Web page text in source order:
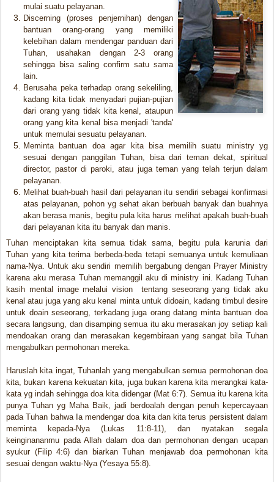
mulai suatu pelayanan.
Discerning (proses penjernihan) dengan
bantuan orang-orang yang memiliki
kelebihan dalam mendengar panduan dari
Tuhan, usahakan dengan 2-3 orang
sehingga bisa saling confirm satu sama
lain.
Berusaha peka terhadap orang sekeliling,
kadang kita tidak menyadari pujian-pujian
dari orang yang tidak kita kenal, ataupun
orang yang kita kenal bisa menjadi 'tanda'
untuk memulai sesuatu pelayanan.
Meminta bantuan doa agar kita bisa memilih suatu ministry yg
sesuai dengan panggilan Tuhan, bisa dari teman dekat, spiritual
director, pastor di paroki, atau juga teman yang telah terjun dalam
pelayanan.
Melihat buah-buah hasil dari pelayanan itu sendiri sebagai konfirmasi
atas pelayanan, pohon yg sehat akan berbuah banyak dan buahnya
akan berasa manis, begitu pula kita harus melihat apakah buah-buah
dari pelayanan kita itu banyak dan manis.
Tuhan menciptakan kita semua tidak sama, begitu pula karunia dari
Tuhan yang kita terima berbeda-beda tetapi semuanya untuk kemuliaan
nama-Nya. Untuk aku sendiri memilih bergabung dengan Prayer Ministry
karena aku merasa Tuhan memanggil aku di ministry ini. Kadang Tuhan
kasih mental image melalui vision tentang seseorang yang tidak aku
kenal atau juga yang aku kenal minta untuk didoain, kadang timbul desire
untuk doain seseorang, terkadang juga orang datang minta bantuan doa
secara langsung, dan disamping semua itu aku merasakan joy setiap kali
mendoakan orang dan merasakan kegembiraan yang sangat bila Tuhan
mengabulkan permohonan mereka.
Haruslah kita ingat, Tuhanlah yang mengabulkan semua permohonan doa
kita, bukan karena kekuatan kita, juga bukan karena kita merangkai kata-
kata yg indah sehingga doa kita didengar (Mat 6:7). Semua itu karena kita
punya Tuhan yg Maha Baik, jadi berdoalah dengan penuh kepercayaan
pada Tuhan bahwa Ia mendengar doa kita dan kita terus persistent dalam
meminta kepada-Nya (Lukas 11:8-11), dan nyatakan segala
keinginananmu pada Allah dalam doa dan permohonan dengan ucapan
syukur (Filip 4:6) dan biarkan Tuhan menjawab doa permohonan kita
sesuai dengan waktu-Nya (Yesaya 55:8).